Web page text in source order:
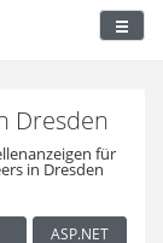
Dresden
für
in Dresden
ASP.NET